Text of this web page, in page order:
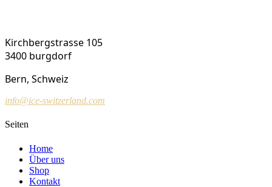
Kirchbergstrasse 105
3400 burgdorf
Bern, Schweiz
info@ice-switzerland.com
Seiten
Home
Über uns
Shop
Kontakt